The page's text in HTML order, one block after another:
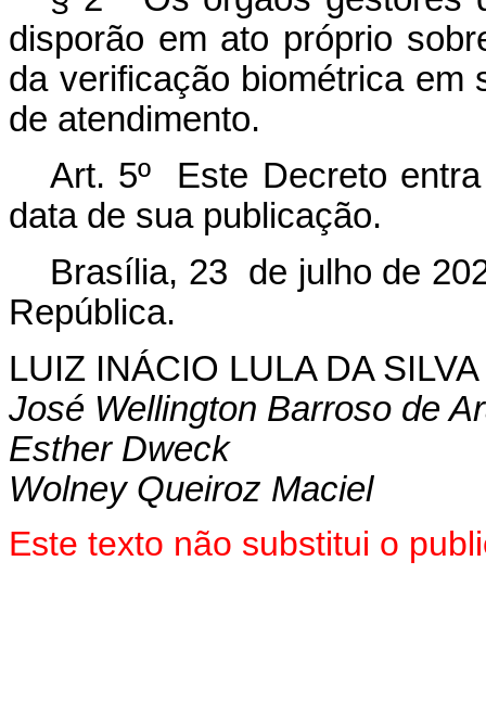
disporão em ato próprio
da verificação biométrica em
de atendimento.
Art. 5º Este Decreto
data de sua publicação.
Brasília, 23 de julho de
República.
LUIZ INÁCIO LULA DA SILVA
José Wellington Barroso de
Esther Dweck
Wolney Queiroz Maciel
Este texto não substitui o